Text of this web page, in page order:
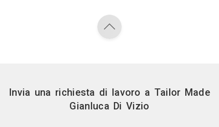
Invia una richiesta di lavoro a Tailor Made
Gianluca Di Vizio